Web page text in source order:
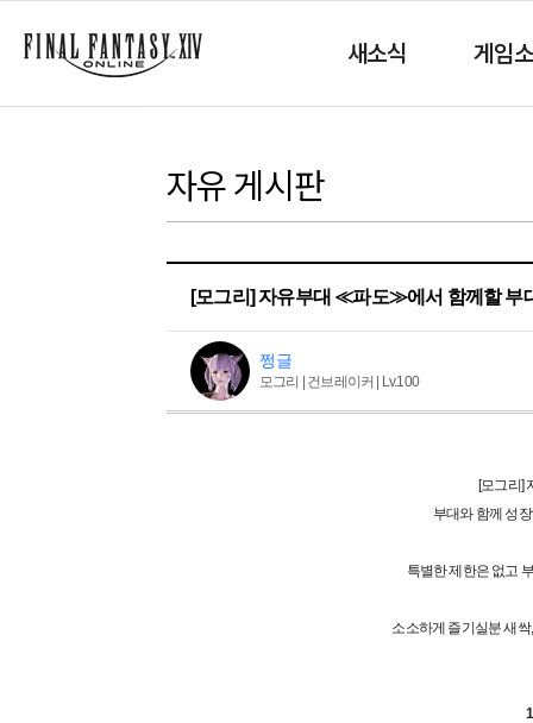
새소식 게임
자유 게시판
[모그리] 자유부대 ≪파도≫에서 함께할 부
쩡글
모그리 | 건브레이커 | Lv.100
[모그리]
부대와 함께 성
특별한 제한은 없고
소소하게 즐기실분 새